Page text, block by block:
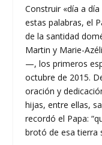
Construir «día a
estas palabras, el
de la santidad
Martin y Marie-
—, los primeros
octubre de 2015.
oración y
hijas, entre ellas,
recordó el Papa:
brotó de esa tierra